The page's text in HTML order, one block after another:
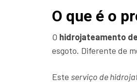
O que é o
O hidrojateamento
esgoto. Diferente de
Este serviço de